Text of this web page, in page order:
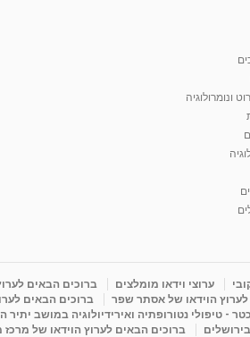
ונומרולוגיה
ערוצי וידאו מומלצים ברוכים הבאים
הוידאו של אסתר שפר ברוכים הבאים
- טיפולי נטורופתיה ואירידיולוגיה במושב יתיר
ברוכים הבאים לערוץ הוידאו של מרכז